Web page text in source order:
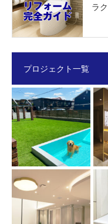
ラ
プロジェクト一覧